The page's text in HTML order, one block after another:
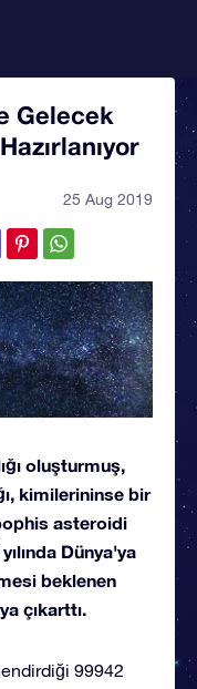
Gelecek
25 Aug 2019
oluşturmuş,
kimilerininse bir
asteroidi
Dünya'ya
beklenen
çıkarttı.
99942